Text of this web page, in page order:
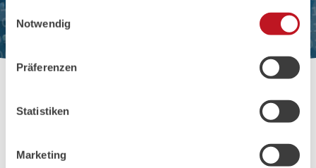
Einwilligungsauswahl
Notwendig
Präferenzen
Statistiken
Marketing
Zum
Inhalt
Zum
Hauptmenü